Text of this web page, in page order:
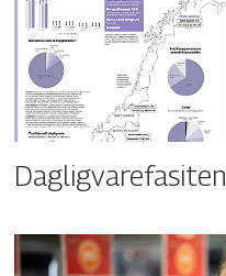
Dagligvarefasiten